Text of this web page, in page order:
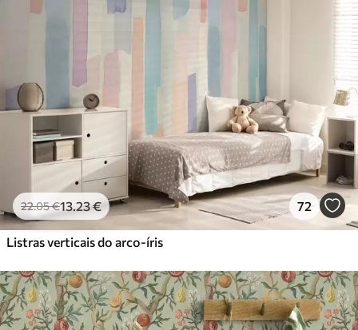
22.05€13.23€ 72
Listras verticais do arco-íris